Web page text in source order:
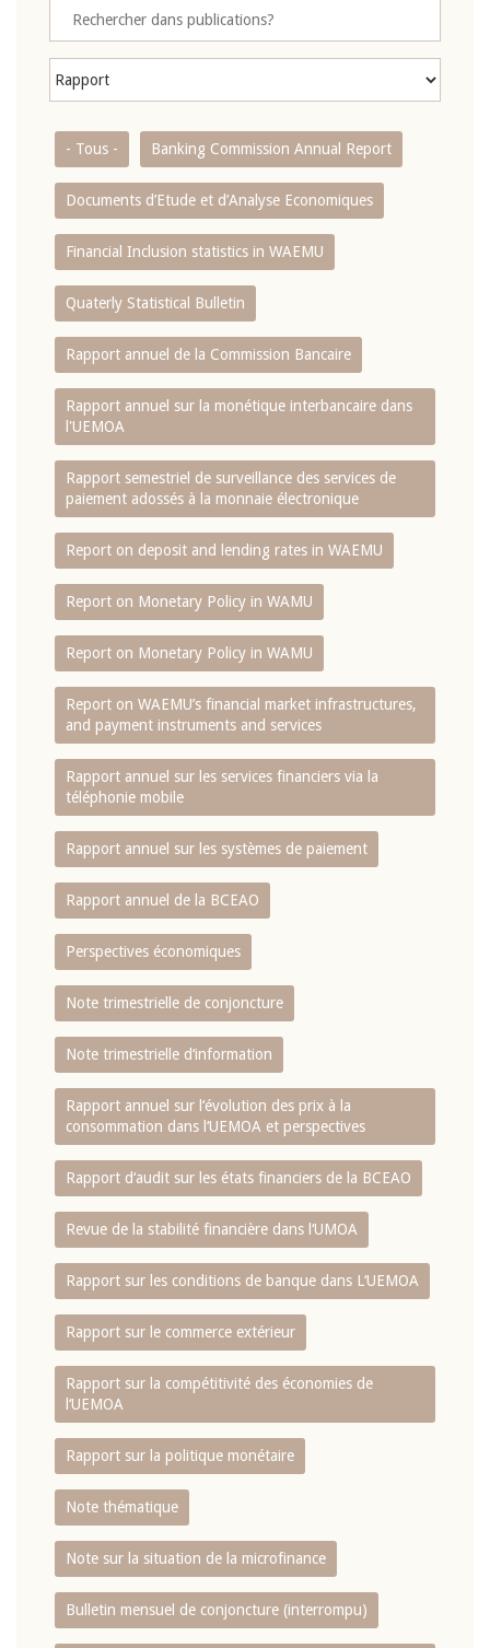
- Tous - Banking Commission Annual Report
Documents d’Etude et d’Analyse Economiques
Financial Inclusion statistics in WAEMU
Quaterly Statistical Bulletin
Rapport annuel de la Commission Bancaire
Rapport annuel sur la monétique interbancaire dans
l'UEMOA
Rapport semestriel de surveillance des services de
paiement adossés à la monnaie électronique
Report on deposit and lending rates in WAEMU
Report on Monetary Policy in WAMU
Report on Monetary Policy in WAMU
Report on WAEMU’s financial market infrastructures,
and payment instruments and services
Rapport annuel sur les services financiers via la
téléphonie mobile
Rapport annuel sur les systèmes de paiement
Rapport annuel de la BCEAO
Perspectives économiques
Note trimestrielle de conjoncture
Note trimestrielle d‘information
Rapport annuel sur l‘évolution des prix à la
consommation dans l‘UEMOA et perspectives
Rapport d‘audit sur les états financiers de la BCEAO
Revue de la stabilité financière dans l‘UMOA
Rapport sur les conditions de banque dans L‘UEMOA
Rapport sur le commerce extérieur
Rapport sur la compétitivité des économies de
l‘UEMOA
Rapport sur la politique monétaire
Note thématique
Note sur la situation de la microfinance
Bulletin mensuel de conjoncture (interrompu)